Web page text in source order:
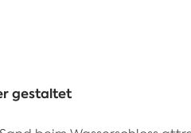
gestaltet